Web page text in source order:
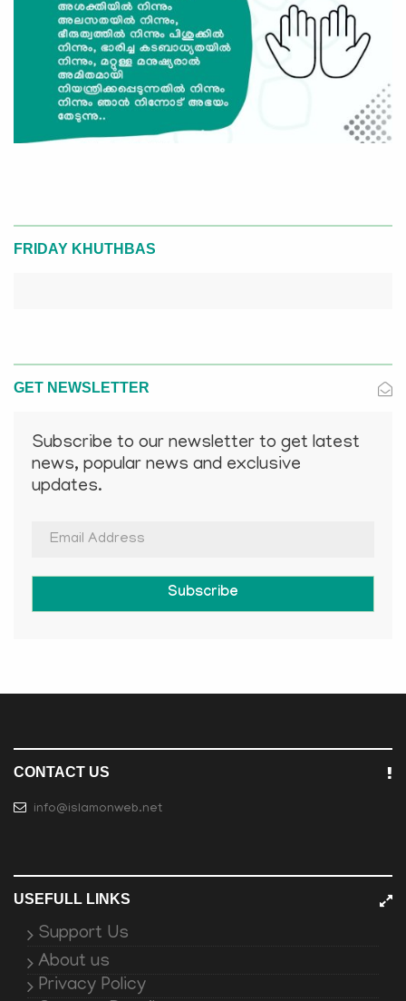
FRIDAY KHUTHBAS
GET NEWSLETTER
Subscribe to our newsletter to get latest
news, popular news and exclusive
updates.
Subscribe
CONTACT US
info@islamonweb.net
USEFULL LINKS
Support Us
About us
Privacy Policy